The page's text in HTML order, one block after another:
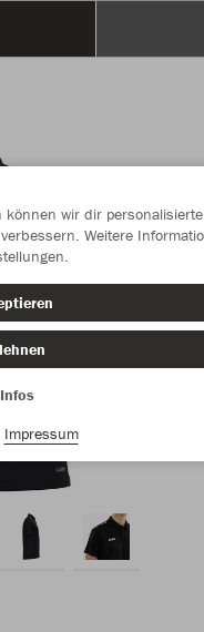
wir dir personalisierte
Weitere
Impressum